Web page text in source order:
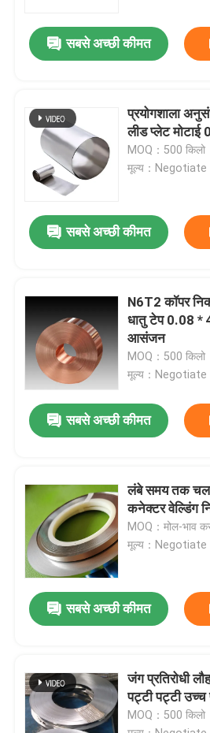
सबसे अच्छी कीमत
प्रयोगशाला
लीड प्लेट मोटाई
MOQ：500 किलो
मूल्य：Negotiate
सबसे अच्छी कीमत
N6T2 कॉपर
धातु टेप 0.08
आसंजन
MOQ：500 किलो
मूल्य：Negotiate
सबसे अच्छी कीमत
लंबे समय तक चलने
कनेक्टर वेल्डिंग
MOQ：मोल-भाव
मूल्य：Negotiate
सबसे अच्छी कीमत
जंग प्रतिरोधी
पट्टी पट्टी उच्च
MOQ：500 किलो